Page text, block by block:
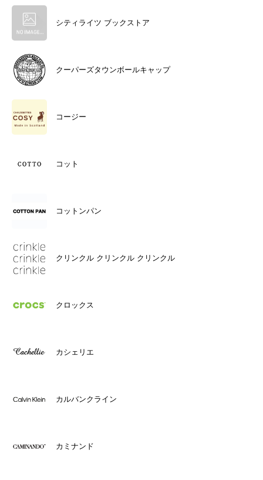
シティライツ ブックストア
クーパーズタウンボールキャップ
コージー
コット
コットンパン
クリンクル クリンクル クリンクル
クロックス
カシェリエ
カルバンクライン
カミナンド